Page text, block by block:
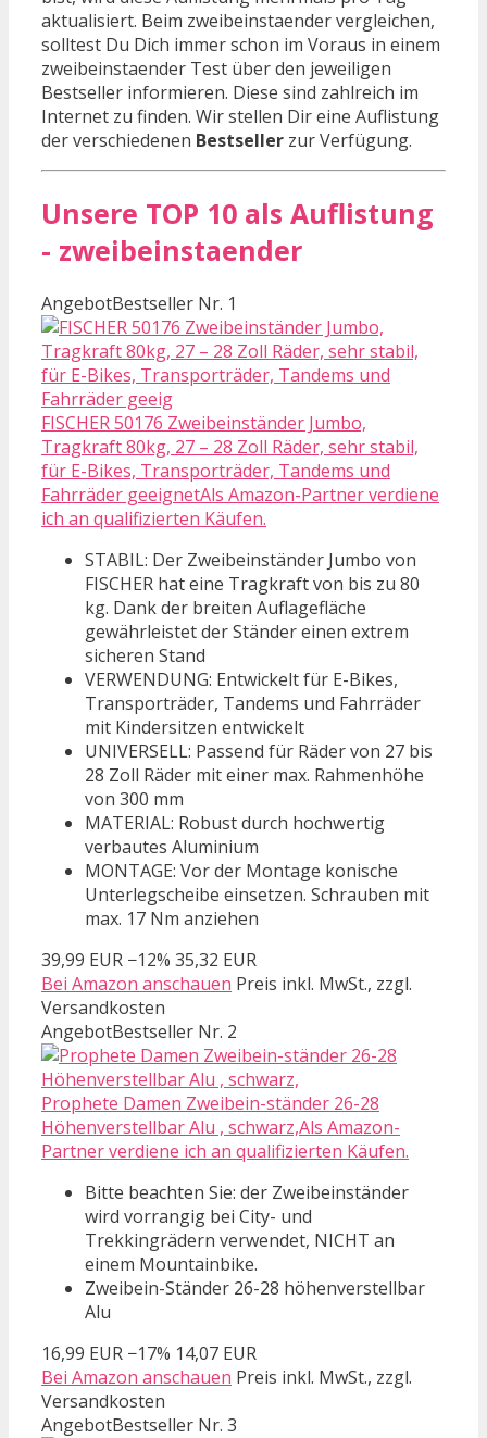
aktualisiert. Beim zweibeinstaender vergleichen,
solltest Du Dich immer schon im Voraus in einem
zweibeinstaender Test über den jeweiligen
Bestseller informieren. Diese sind zahlreich im
Internet zu finden. Wir stellen Dir eine Auflistung
der verschiedenen Bestseller zur Verfügung.
Unsere TOP 10 als Auflistung
- zweibeinstaender
AngebotBestseller Nr. 1
FISCHER 50176 Zweibeinständer Jumbo,
Tragkraft 80kg, 27 – 28 Zoll Räder, sehr stabil,
für E-Bikes, Transporträder, Tandems und
Fahrräder geeignetAls Amazon-Partner verdiene
ich an qualifizierten Käufen.
STABIL: Der Zweibeinständer Jumbo von
FISCHER hat eine Tragkraft von bis zu 80
kg. Dank der breiten Auflagefläche
gewährleistet der Ständer einen extrem
sicheren Stand
VERWENDUNG: Entwickelt für E-Bikes,
Transporträder, Tandems und Fahrräder
mit Kindersitzen entwickelt
UNIVERSELL: Passend für Räder von 27 bis
28 Zoll Räder mit einer max. Rahmenhöhe
von 300 mm
MATERIAL: Robust durch hochwertig
verbautes Aluminium
MONTAGE: Vor der Montage konische
Unterlegscheibe einsetzen. Schrauben mit
max. 17 Nm anziehen
39,99 EUR −12% 35,32 EUR
Bei Amazon anschauen Preis inkl. MwSt., zzgl.
Versandkosten
AngebotBestseller Nr. 2
Prophete Damen Zweibein-ständer 26-28
Höhenverstellbar Alu , schwarz,Als Amazon-
Partner verdiene ich an qualifizierten Käufen.
Bitte beachten Sie: der Zweibeinständer
wird vorrangig bei City- und
Trekkingrädern verwendet, NICHT an
einem Mountainbike.
Zweibein-Ständer 26-28 höhenverstellbar
Alu
16,99 EUR −17% 14,07 EUR
Bei Amazon anschauen Preis inkl. MwSt., zzgl.
Versandkosten
AngebotBestseller Nr. 3